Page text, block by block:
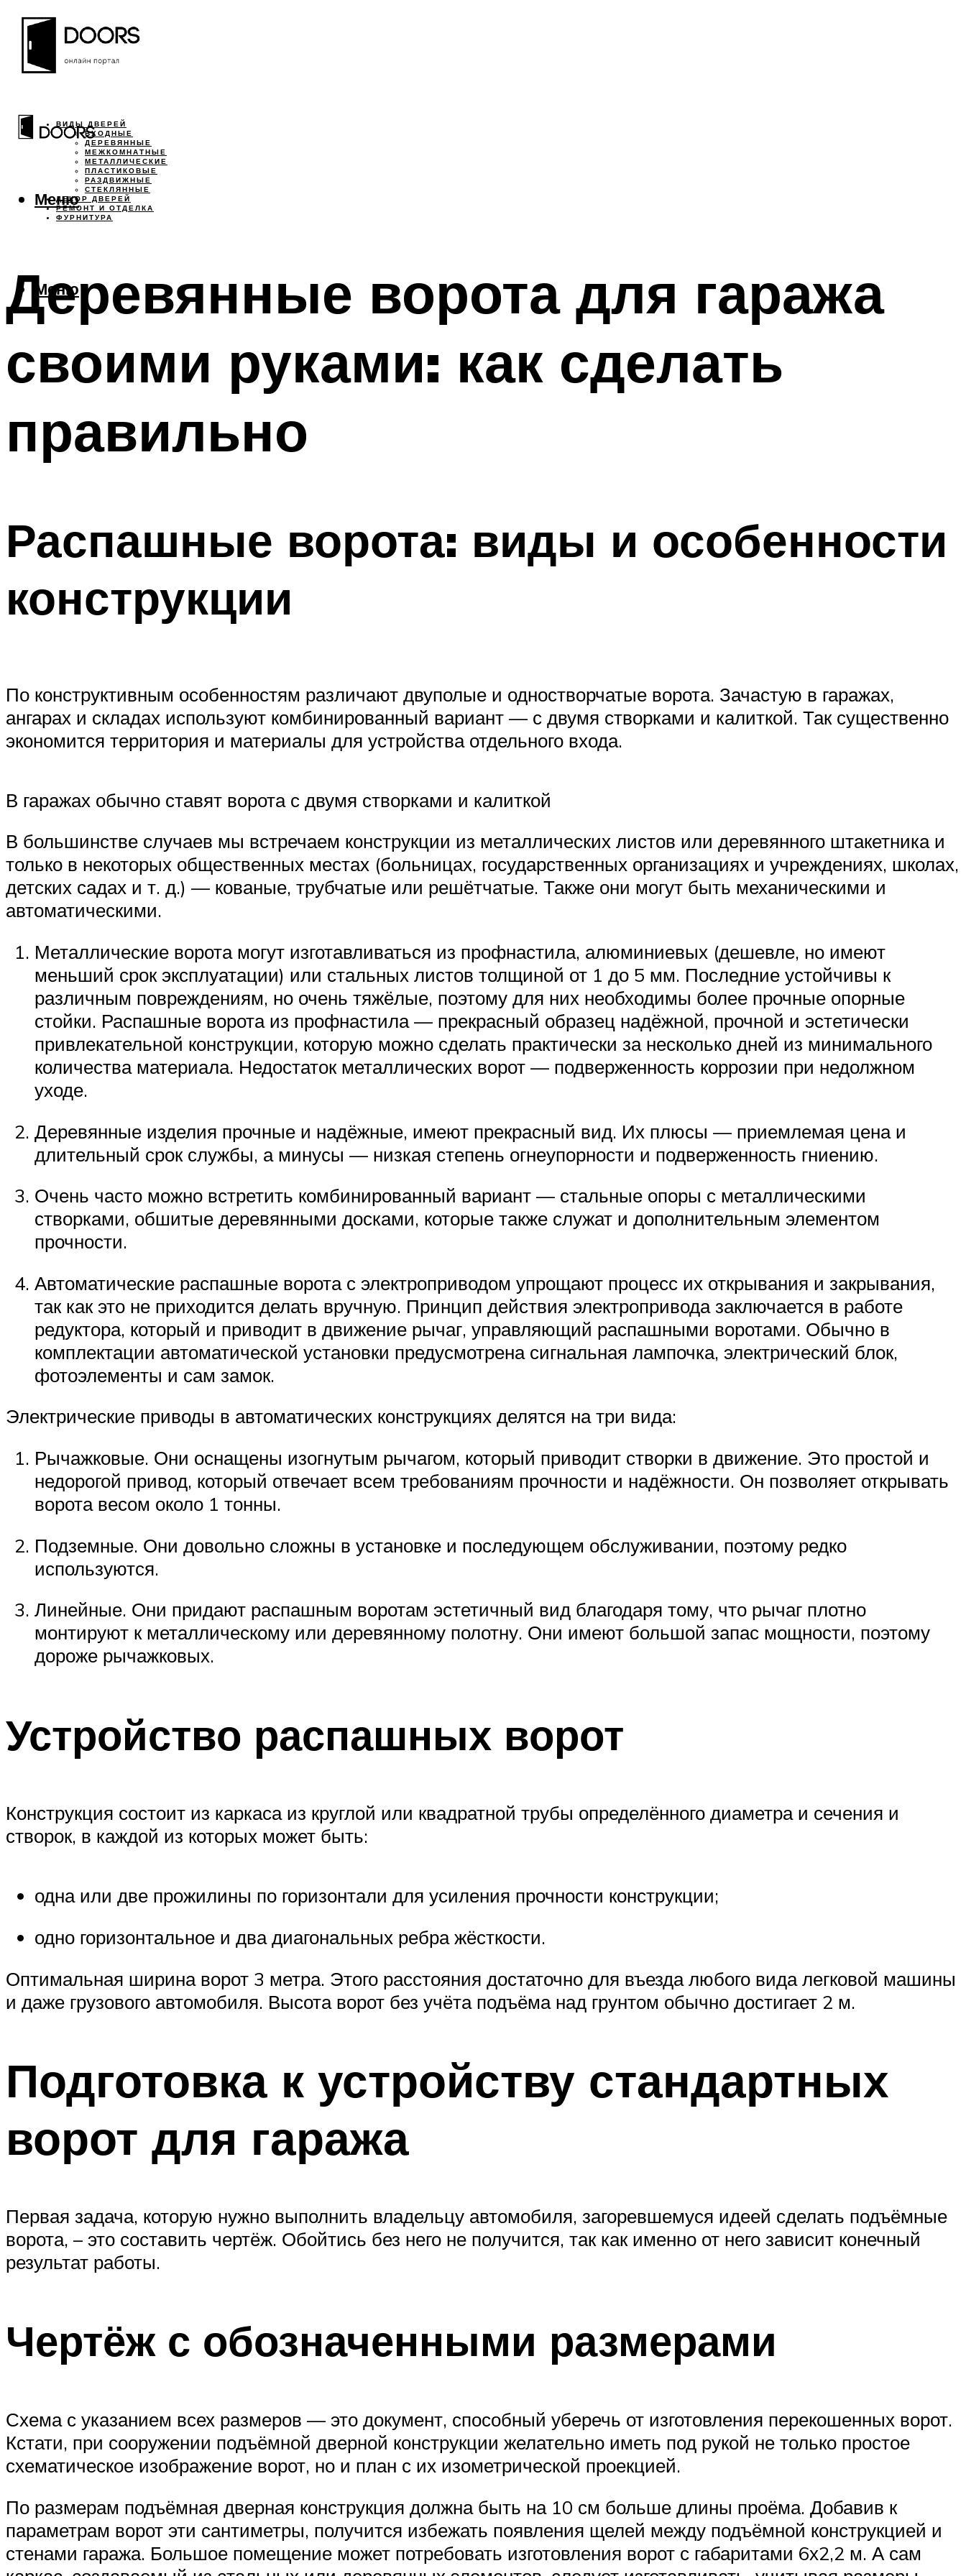
ВИДЫ ДВЕРЕЙ
ВХОДНЫЕ
ДЕРЕВЯННЫЕ
МЕЖКОМНАТНЫЕ
МЕТАЛЛИЧЕСКИЕ
ПЛАСТИКОВЫЕ
РАЗДВИЖНЫЕ
СТЕКЛЯННЫЕ
ДЕКОР ДВЕРЕЙ
РЕМОНТ И ОТДЕЛКА
ФУРНИТУРА
Меню
Меню
Деревянные ворота для гаража
своими руками: как сделать
правильно
Распашные ворота: виды и особенности
конструкции
По конструктивным особенностям различают двуполые и одностворчатые ворота. Зачастую в гаражах,
ангарах и складах используют комбинированный вариант — с двумя створками и калиткой. Так существенно
экономится территория и материалы для устройства отдельного входа.
В гаражах обычно ставят ворота с двумя створками и калиткой
В большинстве случаев мы встречаем конструкции из металлических листов или деревянного штакетника и
только в некоторых общественных местах (больницах, государственных организациях и учреждениях, школах,
детских садах и т. д.) — кованые, трубчатые или решётчатые. Также они могут быть механическими и
автоматическими.
Металлические ворота могут изготавливаться из профнастила, алюминиевых (дешевле, но имеют
меньший срок эксплуатации) или стальных листов толщиной от 1 до 5 мм. Последние устойчивы к
различным повреждениям, но очень тяжёлые, поэтому для них необходимы более прочные опорные
стойки. Распашные ворота из профнастила — прекрасный образец надёжной, прочной и эстетически
привлекательной конструкции, которую можно сделать практически за несколько дней из минимального
количества материала. Недостаток металлических ворот — подверженность коррозии при недолжном
уходе.
Деревянные изделия прочные и надёжные, имеют прекрасный вид. Их плюсы — приемлемая цена и
длительный срок службы, а минусы — низкая степень огнеупорности и подверженность гниению.
Очень часто можно встретить комбинированный вариант — стальные опоры с металлическими
створками, обшитые деревянными досками, которые также служат и дополнительным элементом
прочности.
Автоматические распашные ворота с электроприводом упрощают процесс их открывания и закрывания,
так как это не приходится делать вручную. Принцип действия электропривода заключается в работе
редуктора, который и приводит в движение рычаг, управляющий распашными воротами. Обычно в
комплектации автоматической установки предусмотрена сигнальная лампочка, электрический блок,
фотоэлементы и сам замок.
Электрические приводы в автоматических конструкциях делятся на три вида:
Рычажковые. Они оснащены изогнутым рычагом, который приводит створки в движение. Это простой и
недорогой привод, который отвечает всем требованиям прочности и надёжности. Он позволяет открывать
ворота весом около 1 тонны.
Подземные. Они довольно сложны в установке и последующем обслуживании, поэтому редко
используются.
Линейные. Они придают распашным воротам эстетичный вид благодаря тому, что рычаг плотно
монтируют к металлическому или деревянному полотну. Они имеют большой запас мощности, поэтому
дороже рычажковых.
Устройство распашных ворот
Конструкция состоит из каркаса из круглой или квадратной трубы определённого диаметра и сечения и
створок, в каждой из которых может быть:
одна или две прожилины по горизонтали для усиления прочности конструкции;
одно горизонтальное и два диагональных ребра жёсткости.
Оптимальная ширина ворот 3 метра. Этого расстояния достаточно для въезда любого вида легковой машины
и даже грузового автомобиля. Высота ворот без учёта подъёма над грунтом обычно достигает 2 м.
Подготовка к устройству стандартных
ворот для гаража
Первая задача, которую нужно выполнить владельцу автомобиля, загоревшемуся идеей сделать подъёмные
ворота, – это составить чертёж. Обойтись без него не получится, так как именно от него зависит конечный
результат работы.
Чертёж с обозначенными размерами
Схема с указанием всех размеров — это документ, способный уберечь от изготовления перекошенных ворот.
Кстати, при сооружении подъёмной дверной конструкции желательно иметь под рукой не только простое
схематическое изображение ворот, но и план с их изометрической проекцией.
По размерам подъёмная дверная конструкция должна быть на 10 см больше длины проёма. Добавив к
параметрам ворот эти сантиметры, получится избежать появления щелей между подъёмной конструкцией и
стенами гаража. Большое помещение может потребовать изготовления ворот с габаритами 6х2,2 м. А сам